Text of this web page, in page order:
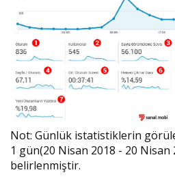
Not: Günlük istatistiklerin
1 gün(20 Nisan 2018 - 20 Nisan
belirlenmiştir.